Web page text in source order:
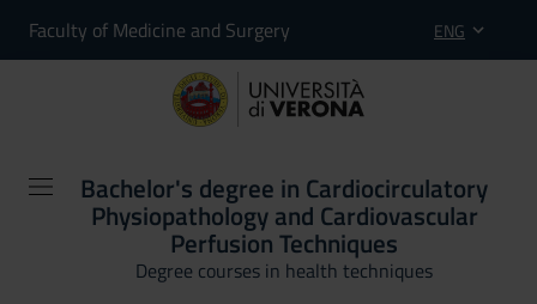
Faculty of Medicine and Surgery ENG
Bachelor's degree in Cardiocirculatory
Physiopathology and Cardiovascular
Perfusion Techniques
Degree courses in health techniques